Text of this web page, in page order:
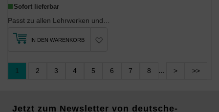
Sofort lieferbar
IN DEN WARENKORB
1 2 3 4 5 6 7 8 ... > >>
Jetzt zum Newsletter von deutsche-